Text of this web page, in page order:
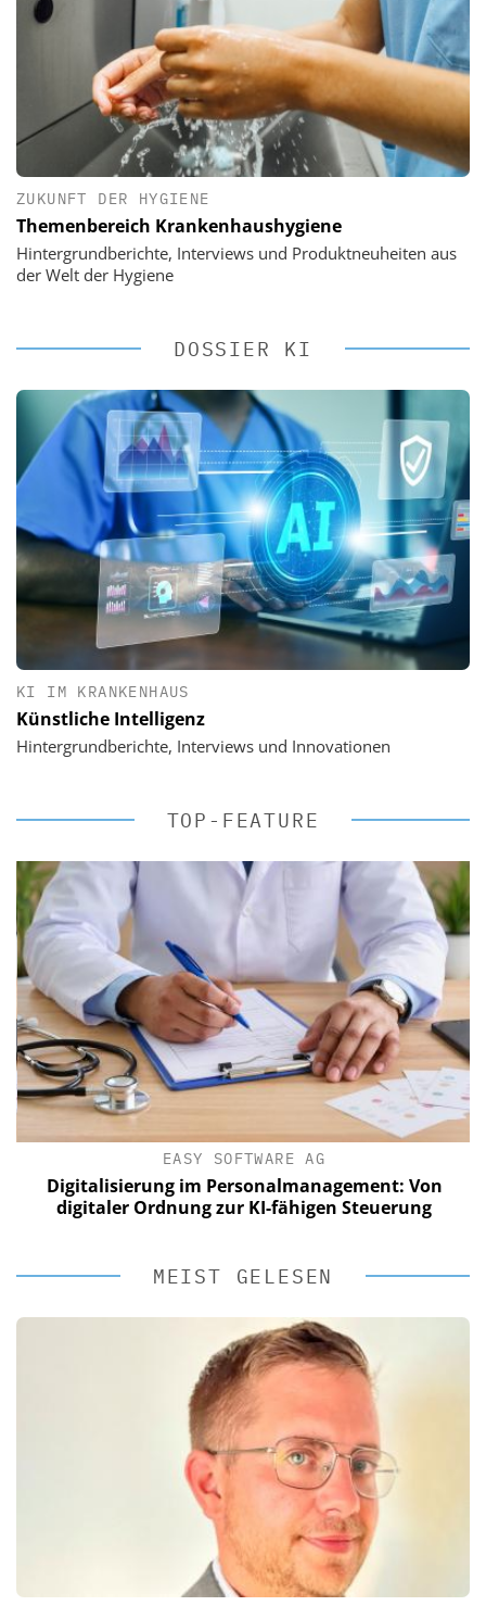
ZUKUNFT DER HYGIENE
Themenbereich Krankenhaushygiene
Hintergrundberichte, Interviews und Produktneuheiten aus
der Welt der Hygiene
DOSSIER KI
KI IM KRANKENHAUS
Künstliche Intelligenz
Hintergrundberichte, Interviews und Innovationen
TOP-FEATURE
EASY SOFTWARE AG
Digitalisierung im Personalmanagement: Von
digitaler Ordnung zur KI-fähigen Steuerung
MEIST GELESEN